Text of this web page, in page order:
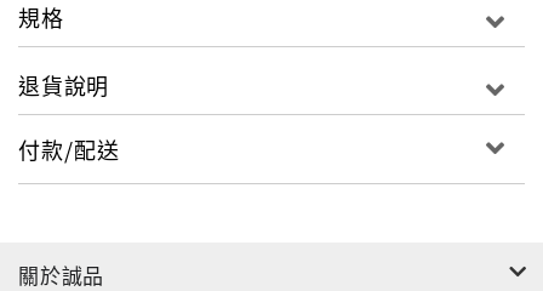
規格
退貨說明
付款/配送
關於誠品